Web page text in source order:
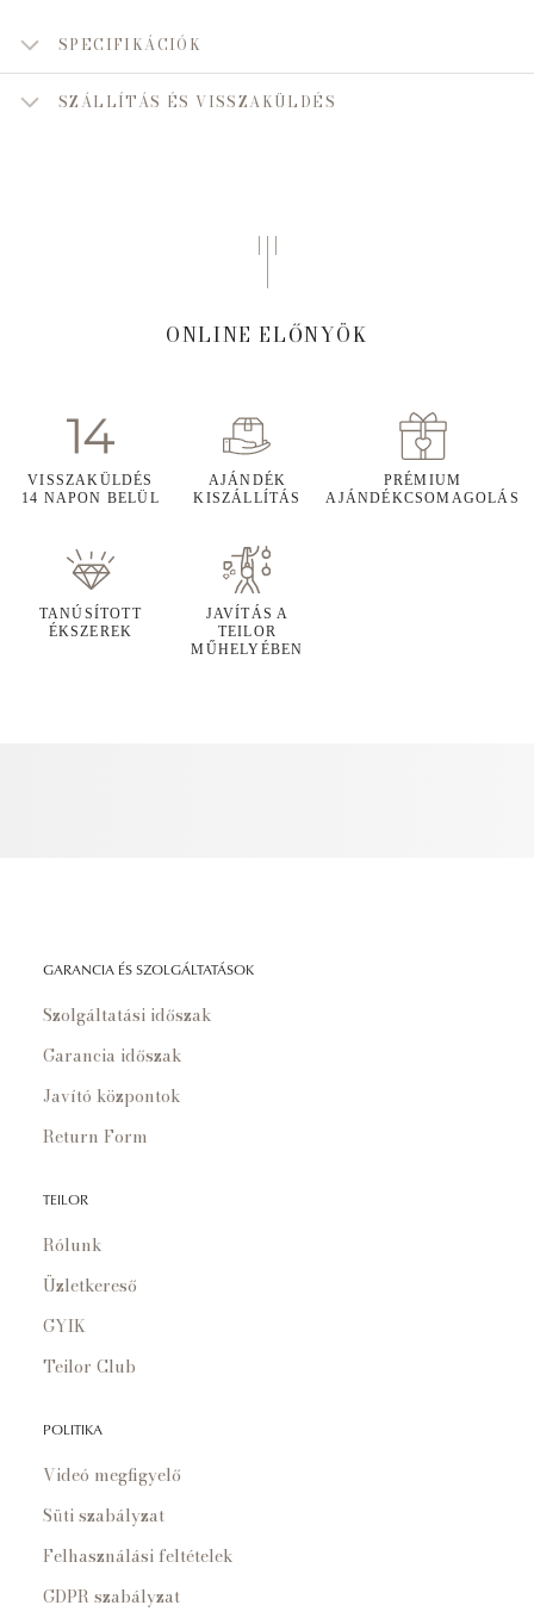
SPECIFIKÁCIÓK
SZÁLLÍTÁS ÉS VISSZAKÜLDÉS
ONLINE ELŐNYÖK
VISSZAKÜLDÉS
14 NAPON BELÜL
AJÁNDÉK
KISZÁLLÍTÁS
PRÉMIUM
AJÁNDÉKCSOMAGOLÁS
TANÚSÍTOTT
ÉKSZEREK
JAVÍTÁS A
TEILOR
MŰHELYÉBEN
GARANCIA ÉS SZOLGÁLTATÁSOK
Szolgáltatási időszak
Garancia időszak
Javító központok
Return Form
TEILOR
Rólunk
Üzletkereső
GYIK
Teilor Club
POLITIKA
Videó megfigyelő
Süti szabályzat
Felhasználási feltételek
GDPR szabályzat